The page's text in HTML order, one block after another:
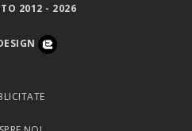
2012 - 2026